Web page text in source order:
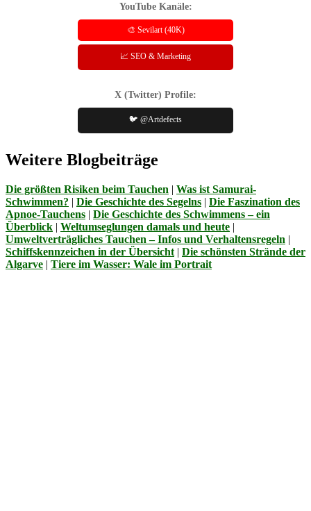
YouTube Kanäle:
🎨 Sevilart (40K)
📈 SEO & Marketing
X (Twitter) Profile:
🐦 @Artdefects
Weitere Blogbeiträge
Die größten Risiken beim Tauchen | Was ist Samurai-
Schwimmen? | Die Geschichte des Segelns | Die Faszination des
Apnoe-Tauchens | Die Geschichte des Schwimmens – ein
Überblick | Weltumseglungen damals und heute |
Umweltverträgliches Tauchen – Infos und Verhaltensregeln |
Schiffskennzeichen in der Übersicht | Die schönsten Strände der
Algarve | Tiere im Wasser: Wale im Portrait